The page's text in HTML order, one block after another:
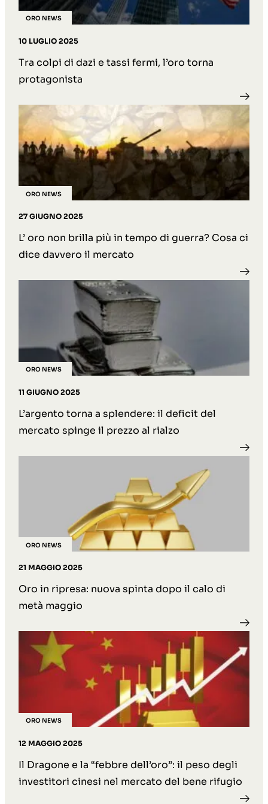
ORO NEWS
10 LUGLIO 2025
Tra colpi di dazi e tassi fermi, l’oro torna
protagonista
ORO NEWS
27 GIUGNO 2025
L’ oro non brilla più in tempo di guerra? Cosa ci
dice davvero il mercato
ORO NEWS
11 GIUGNO 2025
L’argento torna a splendere: il deficit del
mercato spinge il prezzo al rialzo
ORO NEWS
21 MAGGIO 2025
Oro in ripresa: nuova spinta dopo il calo di
metà maggio
ORO NEWS
12 MAGGIO 2025
Il Dragone e la “febbre dell’oro”: il peso degli
investitori cinesi nel mercato del bene rifugio